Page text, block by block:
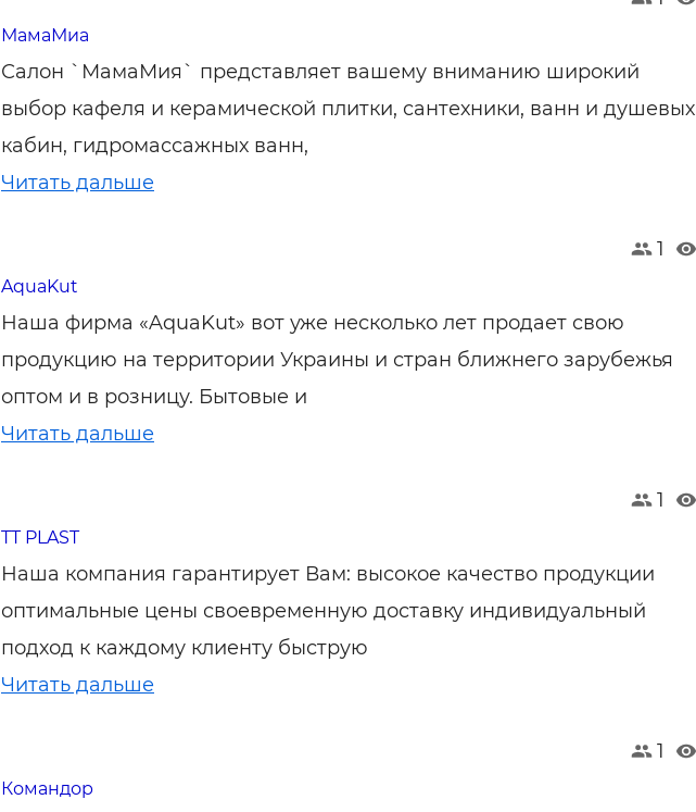
МамаМиа
Салон `МамаМия` представляет вашему вниманию широкий
выбор кафеля и керамической плитки, сантехники, ванн и душевых
кабин, гидромассажных ванн,
Читать дальше
1
AquaKut
Наша фирма «AquaKut» вот уже несколько лет продает свою
продукцию на территории Украины и стран ближнего зарубежья
оптом и в розницу. Бытовые и
Читать дальше
1
TT PLAST
Наша компания гарантирует Вам: высокое качество продукции
оптимальные цены своевременную доставку индивидуальный
подход к каждому клиенту быструю
Читать дальше
1
Командор